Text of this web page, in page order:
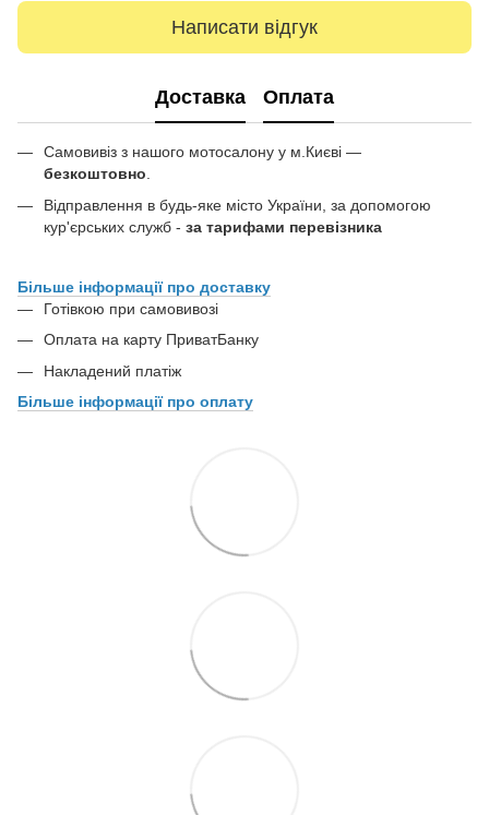
Написати відгук
Доставка Оплата
Самовивіз з нашого мотосалону у м.Києві —
безкоштовно
Відправлення в будь-яке місто України, за допомогою
кур'єрських служб - за тарифами перевізника
Більше інформації про доставку
Готівкою при самовивозі
Оплата на карту ПриватБанку
Накладений платіж
Більше інформації про оплату